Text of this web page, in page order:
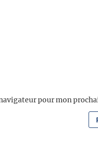
pour mon